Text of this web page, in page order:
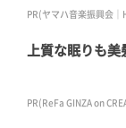
PR(ヤマハ音楽振興会
上質な眠りも美
PR(ReFa GINZA on